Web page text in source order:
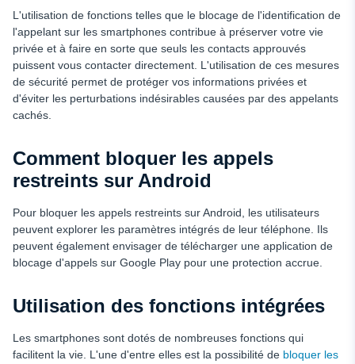
L'utilisation de fonctions telles que le blocage de l'identification de
l'appelant sur les smartphones contribue à préserver votre vie
privée et à faire en sorte que seuls les contacts approuvés
puissent vous contacter directement. L'utilisation de ces mesures
de sécurité permet de protéger vos informations privées et
d'éviter les perturbations indésirables causées par des appelants
cachés.
Comment bloquer les appels
restreints sur Android
Pour bloquer les appels restreints sur Android, les utilisateurs
peuvent explorer les paramètres intégrés de leur téléphone. Ils
peuvent également envisager de télécharger une application de
blocage d'appels sur Google Play pour une protection accrue.
Utilisation des fonctions intégrées
Les smartphones sont dotés de nombreuses fonctions qui
facilitent la vie. L'une d'entre elles est la possibilité de bloquer les